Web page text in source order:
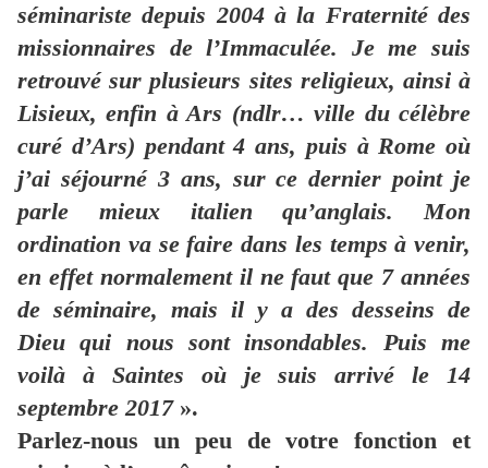
séminariste depuis 2004 àla Fraternitédes
missionnaires de l’Immaculée. Je me suis
retrouvé sur plusieurs sites religieux, ainsi à
Lisieux, enfin à Ars (ndlr… ville du célèbre
curé d’Ars) pendant 4 ans, puis à Rome où
j’ai séjourné 3 ans, sur ce dernier point je
parle mieux italien qu’anglais. Mon
ordination va se faire dans les temps à venir,
en effet normalement il ne faut que 7 années
de séminaire, mais il y a des desseins de
Dieu qui nous sont insondables. Puis me
voilà à Saintes où je suis arrivé le 14
septembre 2017 ».
Parlez-nous un peu de votre fonction et